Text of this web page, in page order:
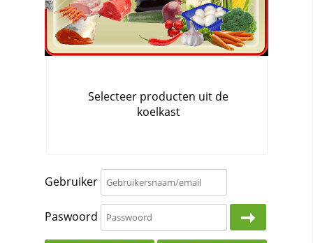
Gebruiker
Paswoord